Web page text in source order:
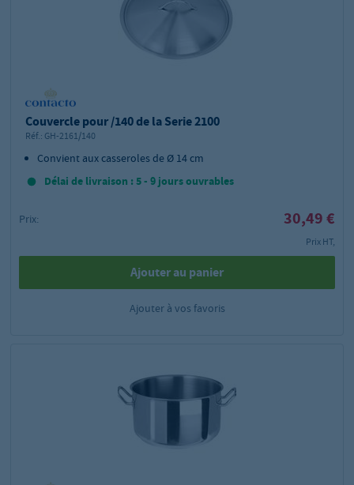
Couvercle pour /140 de la Serie 2100
Réf.: GH-2161/140
Convient aux casseroles de Ø 14 cm
Délai de livraison : 5 - 9 jours ouvrables
Prix: 30,49 €
Prix HT,
Ajouter au panier
Ajouter à vos favoris